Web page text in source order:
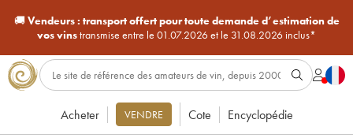
🚚Vendeurs : transport offert pour toute demande d’estimation de
vos vinstransmise entre le 01.07.2026 et le 31.08.2026 inclus*
Acheter VENDRE Cote Encyclopédie